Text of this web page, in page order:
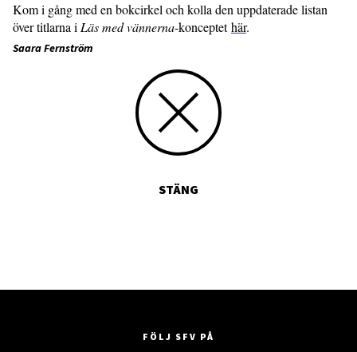
Kom i gång med en bokcirkel och kolla den uppdaterade listan
över titlarna i Läs med vännerna-konceptethär.
Saara Fernström
STÄNG
FÖLJ SFV PÅ